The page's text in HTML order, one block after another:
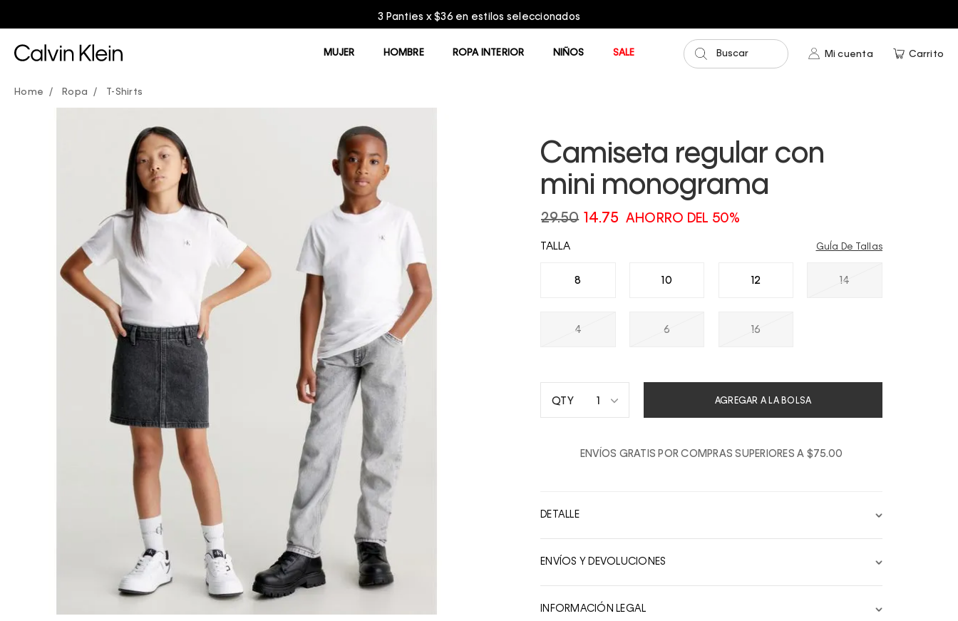
3 Panties x $36 en estilos seleccionados
Buscar Mi cuenta Carrito
MUJER HOMBRE ROPA INTERIOR NIÑOS SALE
Ropa T-Shirts
Camiseta regular con
mini monograma
29.50 14.75 AHORRO DEL 50%
TALLA
8 10 12 14
4 6 16
GuÍa De Tallas
QTY 1
5
10
AGREGAR A LA BOLSA
ENVÍOS GRATIS POR COMPRAS SUPERIORES A $75.00
DETALLE
ENVÍOS Y DEVOLUCIONES
INFORMACIÓN LEGAL